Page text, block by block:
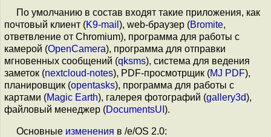
По умолчанию в состав входят такие приложения, как
почтовый клиент (K9-mail ), web-браузер (Bromite,
ответвление от Chromium), программа для работы с
камерой (OpenCamera), программа для отправки
мгновенных сообщений (qksms), система для ведения
заметок (nextcloud-notes), PDF-просмотрщик (MJ PDF),
планировщик (opentasks), программа для работы с
картами (Magic Earth), галерея фотографий (gallery3d),
файловый менеджер (DocumentsUI ).
Основные изменения в /e/OS 2.0: